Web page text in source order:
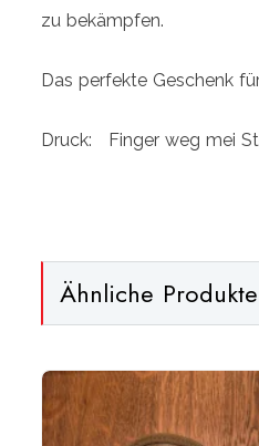
zu bekämpfen.
Das perfekte Geschenk
Druck: Finger weg mei
Ähnliche Produkte